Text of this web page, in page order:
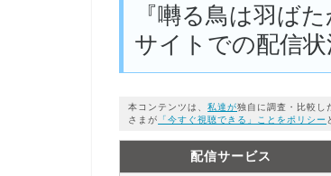
『囀る鳥は羽ば
サイトでの配信状
本コンテンツは、私達が独自に調査・比較し
さまが 「今すぐ視聴できる」ことをポリシー
配信サービス